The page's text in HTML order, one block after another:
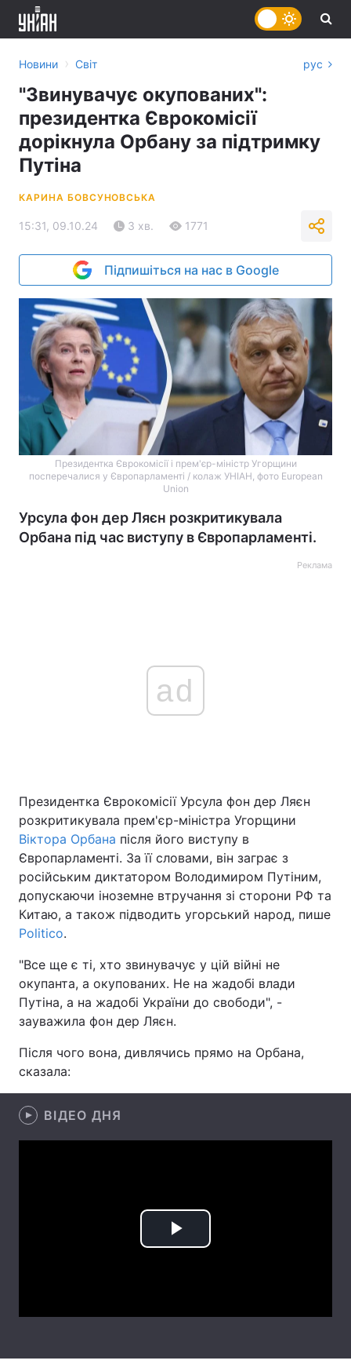
Україна Політика
Економіка Світ
Спорт Наука
Зброя
Цікавинки Погода
Екологія
Лонгріди
Відео з Youtube
Новини › Світ рус
"Звинувачує окупованих":
президентка Єврокомісії
дорікнула Орбану за підтримку
Путіна
КАРИНА БОВСУНОВСЬКА
15:31, 09.10.24 3 хв. 1771
Підпишіться на нас в Google
Президентка Єврокомісії і прем'єр-міністр Угорщини
посперечалися у Європарламенті / колаж УНІАН, фото European
Union
Урсула фон дер Ляєн розкритикувала
Орбана під час виступу в Європарламенті.
Реклама
ad
Президентка Єврокомісії Урсула фон дер Ляєн
розкритикувала прем'єр-міністра Угорщини
Віктора Орбана після його виступу в
Європарламенті. За її словами, він заграє з
російським диктатором Володимиром Путіним,
допускаючи іноземне втручання зі сторони РФ та
Китаю, а також підводить угорський народ, пише
Politico.
"Все ще є ті, хто звинувачує у цій війні не
окупанта, а окупованих. Не на жадобі влади
Путіна, а на жадобі України до свободи", -
зауважила фон дер Ляєн.
Після чого вона, дивлячись прямо на Орбана,
сказала:
ВІДЕО ДНЯ
Play